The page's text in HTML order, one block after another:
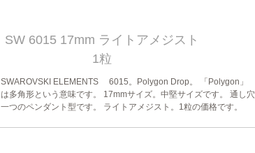
SW 6015 17mm ライトアメジスト
1粒
SWAROVSKI ELEMENTS 6015。Polygon Drop。 「Polygon」
は多角形という意味です。 17mmサイズ。中堅サイズです。 通し穴
一つのペンダント型です。 ライトアメジスト。1粒の価格です。